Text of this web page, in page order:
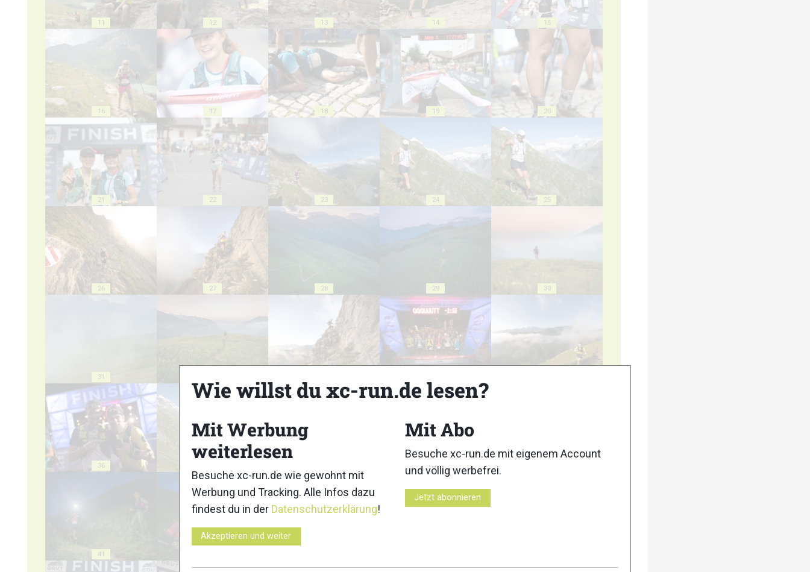
11 12 13 14 15
16 17 18 19 20
21 22 23 24 25
26 27 28 29 30
31
36 39
41
Wie willst du xc-run.de lesen?
Mit Werbung
weiterlesen
Besuche xc-run.de wie gewohnt mit
Werbung und Tracking. Alle Infos dazu
findest du in der Datenschutzerklärung!
Akzeptieren und weiter
Mit Abo
Besuche xc-run.de mit eigenem Account
und völlig werbefrei.
Jetzt abonnieren